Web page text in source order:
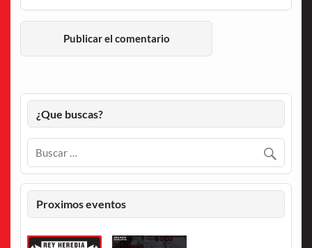
¿Que buscas?
Proximos eventos